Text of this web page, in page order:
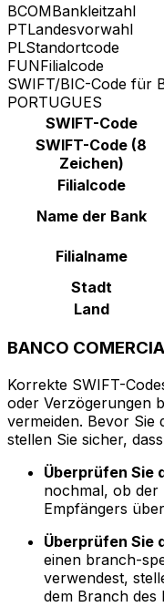
BCOMBankleitzahl
PTLandesvorwahl
PLStandortcode
FUNFilialcode
SWIFT/BIC-Code für
PORTUGUES
SWIFT-Code
SWIFT-Code (8
Zeichen)
Filialcode
Name der Bank
Filialname
Stadt
Land
BANCO
Korrekte SWIFT-
oder Verzögerungen
vermeiden. Bevor Sie
stellen Sie sicher,
Überprüfen Sie
nochmal, ob der
Empfängers
Überprüfen Sie
einen branch-
verwendest,
dem Branch des